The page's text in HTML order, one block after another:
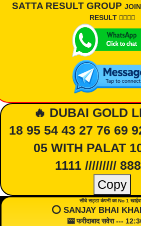
SATTA RESULT GROUP
RESULT 👇🏾👇🏾
🔥 DUBAI GOLD
18 95 54 43 27 76 69
05 WITH PALAT
1111 /////////
Copy
सीधे सट्टा कंपनी का No 1
⭕️ SANJAY BHAI
🎰 फरीदाबाद सवेरा ---